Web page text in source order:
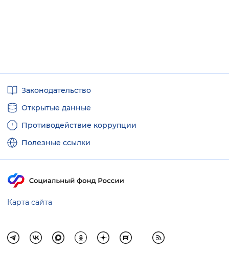
ссылкиЗаконодательство
Открытые данные
Противодействие коррупции
Полезные ссылки
Карта сайта